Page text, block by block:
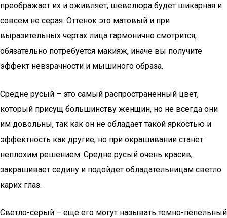
преображает их и оживляет, шевелюра будет шикарная и
совсем не серая. Оттенок это матовый и при
выразительных чертах лица гармонично смотрится,
обязательно потребуется макияж, иначе вы получите
эффект невзрачности и мышиного образа.
Средне русый – это самый распространенный цвет,
который присущ большинству женщин, но не всегда они
им довольны, так как он не обладает такой яркостью и
эффектность как другие, но при окрашивании станет
неплохим решением. Средне русый очень красив,
закрашивает седину и подойдет обладательницам светло
карих глаз.
Светло-серый – еще его могут называть темно-пепельный